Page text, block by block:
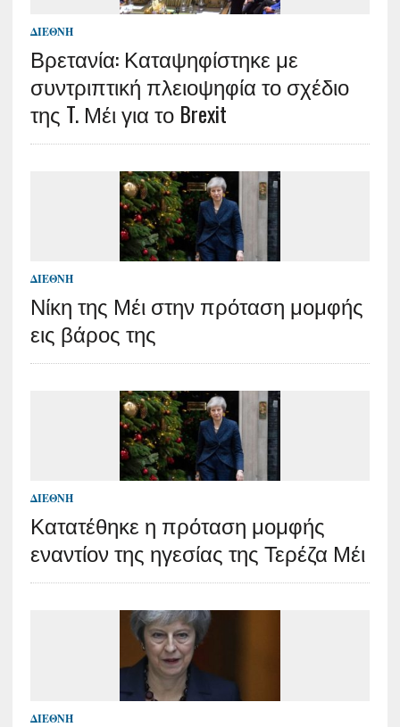
ΔΙΕΘΝΉ
Βρετανία: Καταψηφίστηκε με
συντριπτική πλειοψηφία το σχέδιο
της T. Μέι για το Brexit
ΔΙΕΘΝΉ
Νίκη της Μέι στην πρόταση μομφής
εις βάρος της
ΔΙΕΘΝΉ
Κατατέθηκε η πρόταση μομφής
εναντίον της ηγεσίας της Τερέζα Μέι
ΔΙΕΘΝΉ